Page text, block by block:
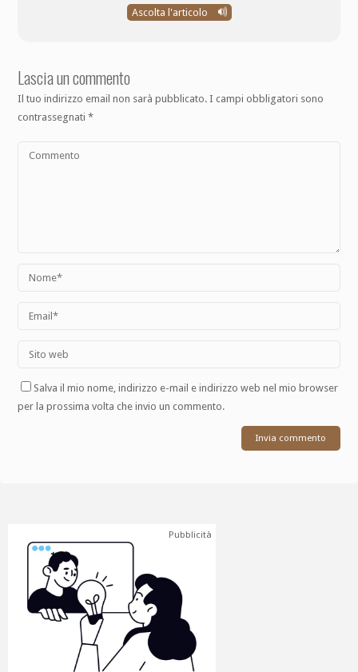
Ascolta l'articolo
Lascia un commento
Il tuo indirizzo email non sarà pubblicato. I campi obbligatori sono
contrassegnati*
Salva il mio nome, indirizzo e-mail e indirizzo web nel mio browser
per la prossima volta che invio un commento.
Pubblicità